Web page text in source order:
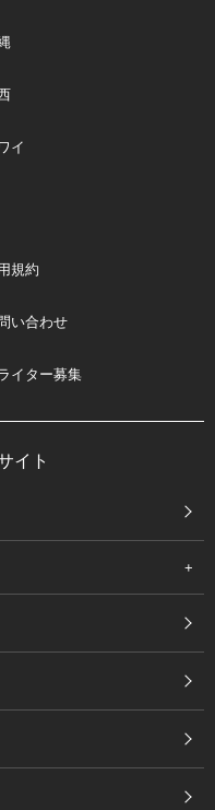
イ
規約
い合わせ
ライター募集
イト